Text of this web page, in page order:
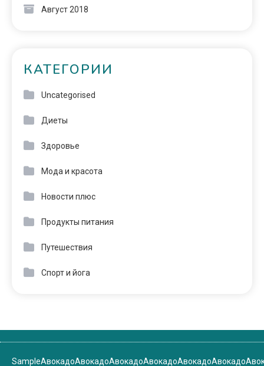
Август 2018
КАТЕГОРИИ
Uncategorised
Диеты
Здоровье
Мода и красота
Новости плюс
Продукты питания
Путешествия
Спорт и йога
SampleАвокадоАвокадоАвокадоАвокадоАвокадоАвокадо